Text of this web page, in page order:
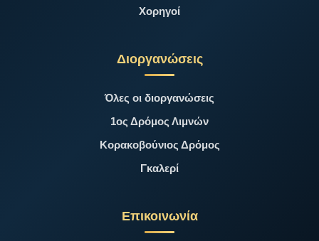
Χορηγοί
Διοργανώσεις
Όλες οι διοργανώσεις
1ος Δρόμος Λιμνών
Κορακοβούνιος Δρόμος
Γκαλερί
Επικοινωνία